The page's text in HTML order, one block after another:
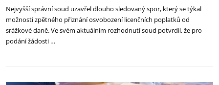
Nejvyšší správní soud uzavřel dlouho sledovaný spor, který se týkal
možnosti zpětného přiznání osvobození licenčních poplatků od
srážkové daně. Ve svém aktuálním rozhodnutí soud potvrdil, že pro
podání žádosti …